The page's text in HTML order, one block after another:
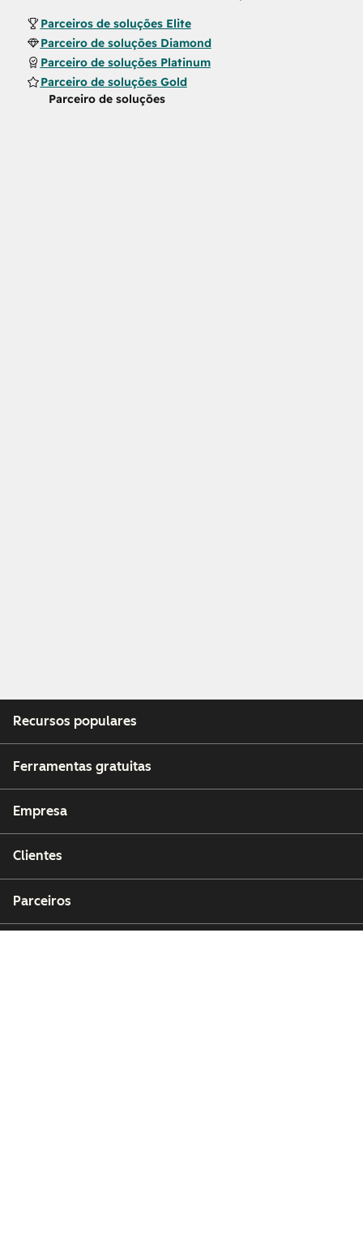
Parceiros de soluções Elite
Parceiro de soluções Diamond
Parceiro de soluções Platinum
Parceiro de soluções Gold
Parceiro de soluções
Recursos populares
Ferramentas gratuitas
Empresa
Clientes
Parceiros